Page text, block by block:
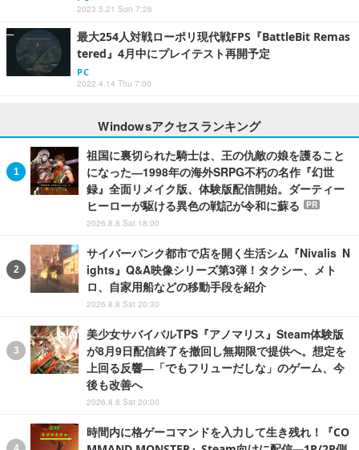
2023.5.21 Sun 7:26
最大254人対戦ローポリ現代戦FPS『BattleBit Remas
tered』4月中にプレイテスト再開予定
PC
2022.4.14 Thu 7:00
Windowsアクセスランキング
祖国に裏切られた騎士は、王の仇敵の娘を護ること
になった―1998年の海外SRPG不朽の名作『幻世
録』全面リメイク版、体験版配信開始。ダーティー
ヒーローが駆ける異色の戦記が令和に蘇る
PR
2026.8.8 Sat 18:00
サイバーパンク都市で店を開く生活シム『Nivalis N
ights』Q&A映像シリーズ第3弾！タクシー、メト
ロ、自家用船などの移動手段を紹介
2026.8.8 Sat 20:30
美少女サバイバルTPS『アノマリス』Steam体験版
が8月9日配信終了を撤回し無期限で提供へ。想定を
上回る反響―「でもフリューだしな」のゲーム、今
後も改善へ
2026.8.8 Sat 20:00
時間内に格ゲーコマンドを入力して生き残れ！『CO